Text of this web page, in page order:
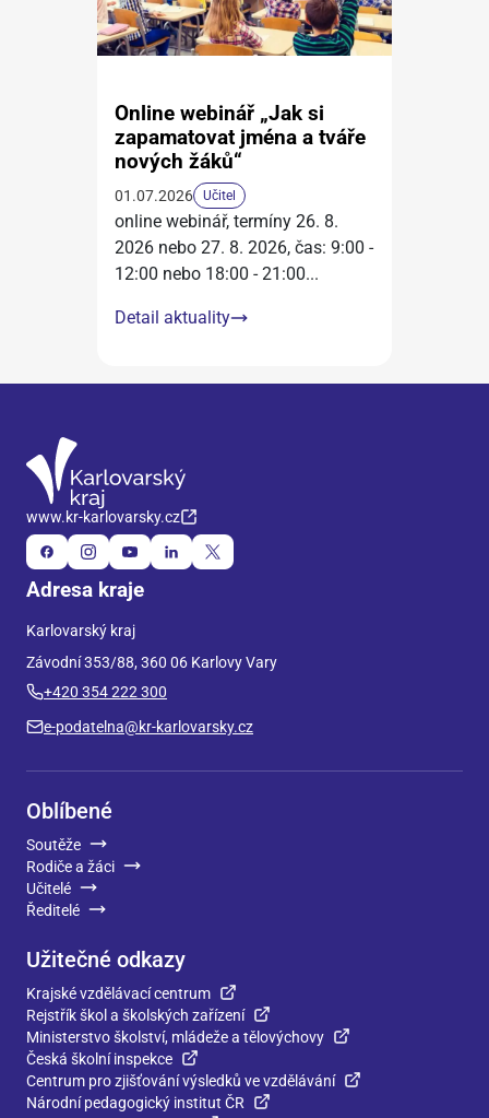
Online webinář „Jak si
zapamatovat jména a tváře
nových žáků“
01.07.2026 Učitel
online webinář, termíny 26. 8.
2026 nebo 27. 8. 2026, čas: 9:00 -
12:00 nebo 18:00 - 21:00...
Detail aktuality
www.kr-karlovarsky.cz
Adresa kraje
Karlovarský kraj
Závodní 353/88, 360 06 Karlovy Vary
+420 354 222 300
e-podatelna@kr-karlovarsky.cz
Oblíbené
Soutěže
Rodiče a žáci
Učitelé
Ředitelé
Užitečné odkazy
Krajské vzdělávací centrum
Rejstřík škol a školských zařízení
Ministerstvo školství, mládeže a tělovýchovy
Česká školní inspekce
Centrum pro zjišťování výsledků ve vzdělávání
Národní pedagogický institut ČR